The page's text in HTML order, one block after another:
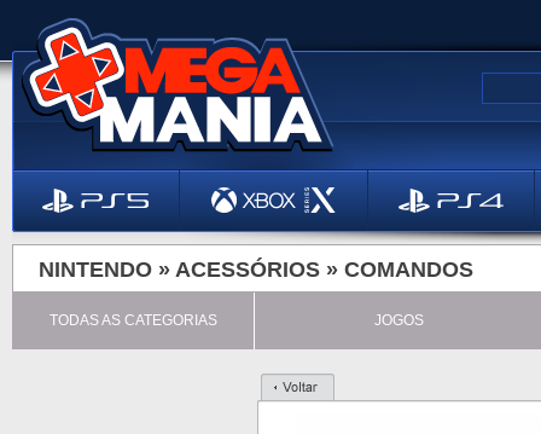
NINTENDO » ACESSÓRIOS » COMANDOS
TODAS AS CATEGORIAS JOGOS